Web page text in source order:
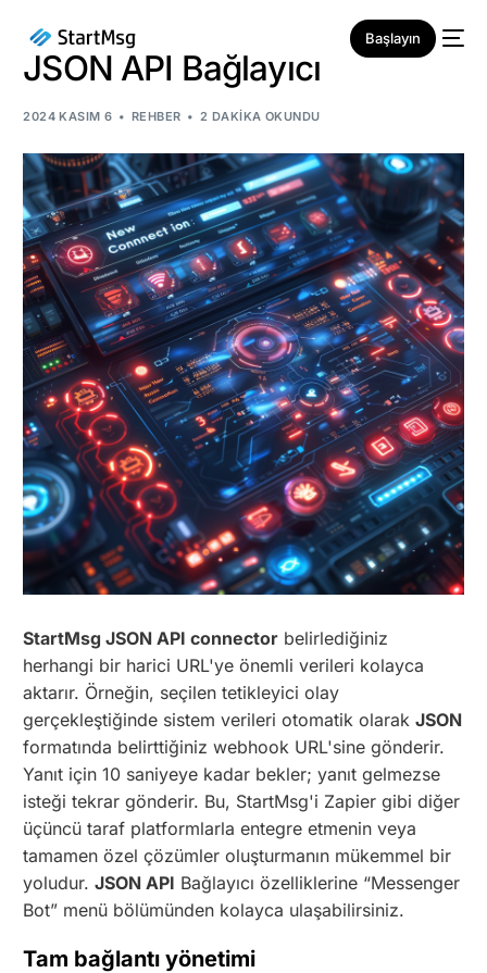
Başlayın
JSON API Bağlayıcı
2024 KASIM 6 REHBER 2 DAKIKA OKUNDU
StartMsg JSON API connector belirlediğiniz
herhangi bir harici URL'ye önemli verileri kolayca
aktarır. Örneğin, seçilen tetikleyici olay
gerçekleştiğinde sistem verileri otomatik olarakJSON
formatında belirttiğiniz webhook URL'sine gönderir.
Yanıt için 10 saniyeye kadar bekler; yanıt gelmezse
isteği tekrar gönderir. Bu, StartMsg'i Zapier gibi diğer
üçüncü taraf platformlarla entegre etmenin veya
tamamen özel çözümler oluşturmanın mükemmel bir
yoludur.JSON API Bağlayıcı özelliklerine “Messenger
Bot” menü bölümünden kolayca ulaşabilirsiniz.
Tam bağlantı yönetimi
YENI